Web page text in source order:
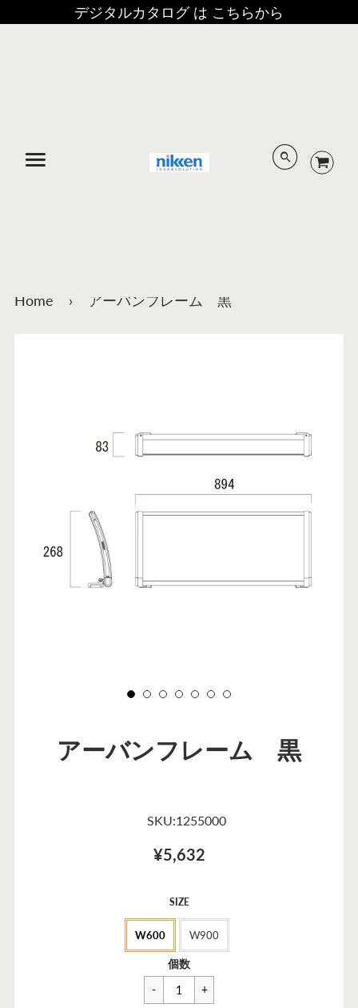
デジタルカタログ は こちらから
Home › アーバンフレーム 黒
アーバンフレーム 黒
SKU:1255000
¥5,632
セ
ー
ル
価
格
SIZE
W600 W900
一
般
価
¥6,820
個数